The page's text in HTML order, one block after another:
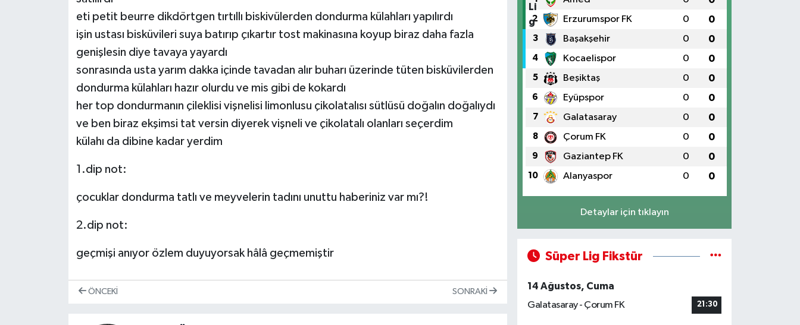
eti petit beurre dikdörtgen tırtıllı biskivülerden dondurma külahları yapılırdı
işin ustası bisküvileri suya batırıp çıkartır tost makinasına koyup biraz daha fazla
genişlesin diye tavaya yayardı
sonrasında usta yarım dakka içinde tavadan alır buharı üzerinde tüten bisküvilerden
dondurma külahları hazır olurdu ve mis gibi de kokardı
her top dondurmanın çileklisi vişnelisi limonlusu çikolatalısı sütlüsü doğalın doğalıydı
ve ben biraz ekşimsi tat versin diyerek vişneli ve çikolatalı olanları seçerdim
külahı da dibine kadar yerdim
1.dip not:
çocuklar dondurma tatlı ve meyvelerin tadını unuttu haberiniz var mı?!
2.dip not:
geçmişi anıyor özlem duyuyorsak hâlâ geçmemiştir
ÖNCEKI SONRAKI
2 Erzurumspor FK 0 0
3 Başakşehir 0 0
4 Kocaelispor 0 0
5 Beşiktaş 0 0
6 Eyüpspor 0 0
7 Galatasaray 0 0
8 Çorum FK 0 0
9 Gaziantep FK 0 0
10 Alanyaspor 0 0
Detaylar için tıklayın
Süper Lig Fikstür
14 Ağustos, Cuma
Galatasaray - Çorum FK
21:30